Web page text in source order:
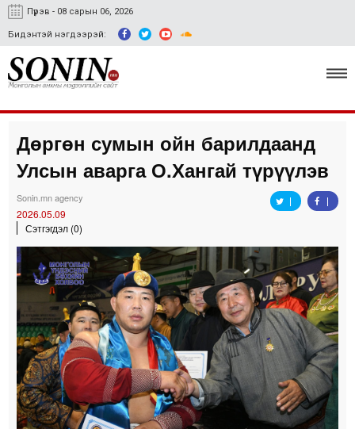
Пүрэв - 08 сарын 06, 2026
Бидэнтэй нэгдээрэй:
Улс төр, эдийн засаг
Гэмт хэрэг
Спорт
Easy news
Дөргөн сумын ойн барилдаанд
Улсын аварга О.Хангай түрүүлэв
Sonin.mn agency
2026.05.09
Сэтгэгдэл (0)